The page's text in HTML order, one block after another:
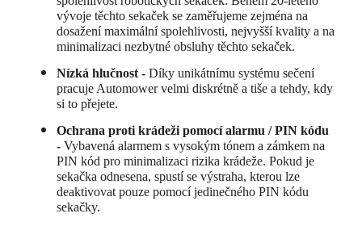
vývoje těchto sekaček se zaměřujeme zejména na
dosažení maximální spolehlivosti, nejvyšší kvality a na
minimalizaci nezbytné obsluhy těchto sekaček.
Nízká hlučnost - Díky unikátnímu systému sečení
pracuje Automower velmi diskrétně a tiše a tehdy, kdy
si to přejete.
Ochrana proti krádeži pomocí alarmu / PIN kódu
- Vybavená alarmem s vysokým tónem a zámkem na
PIN kód pro minimalizaci rizika krádeže. Pokud je
sekačka odnesena, spustí se výstraha, kterou lze
deaktivovat pouze pomocí jedinečného PIN kódu
sekačky.